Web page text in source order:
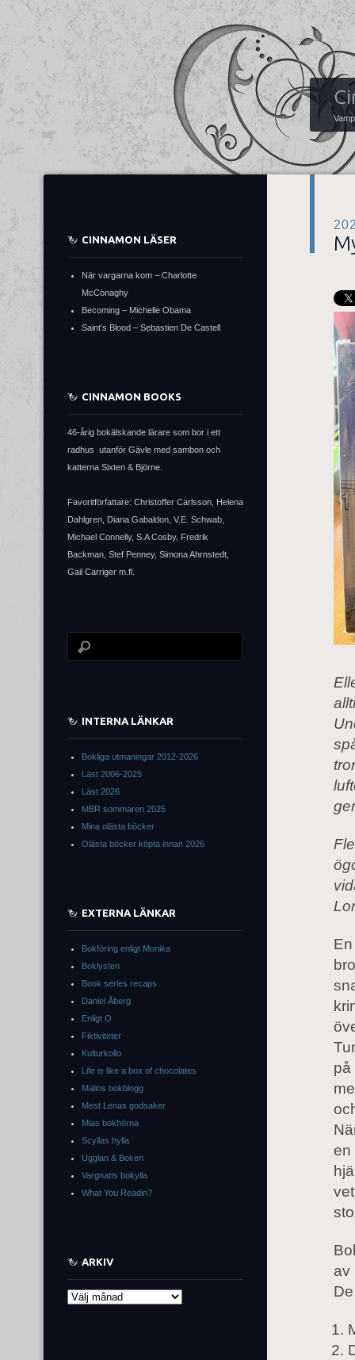
på
en
av
CINNAMON LÄSER
När vargarna kom – Charlotte
McConaghy
Becoming – Michelle Obama
Saint’s Blood – Sebastien De Castell
CINNAMON BOOKS
46-årig bokälskande lärare som bor i ett
radhus utanför Gävle med sambon och
katterna Sixten & Björne.
Favoritförfattare: Christoffer Carlsson, Helena
Dahlgren, Diana Gabaldon, V.E. Schwab,
Michael Connelly, S.A Cosby, Fredrik
Backman, Stef Penney, Simona Ahrnstedt,
Gail Carriger m.fl.
INTERNA LÄNKAR
Bokliga utmaningar 2012-2026
Läst 2006-2025
Läst 2026
MBR sommaren 2025
Mina olästa böcker
Olästa böcker köpta innan 2026
EXTERNA LÄNKAR
Bokföring enligt Monika
Boklysten
Book series recaps
Daniel Åberg
Enligt O
Fiktiviteter
Kulturkollo
Life is like a box of chocolates
Malins bokblogg
Mest Lenas godsaker
Mias bokhörna
Scyllas hylla
Ugglan & Boken
Vargnatts bokylla
What You Readin?
ARKIV
Arkiv